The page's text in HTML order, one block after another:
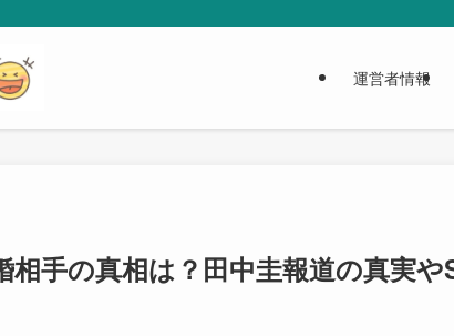
運営者情報
相手の真相は？田中圭報道の真実